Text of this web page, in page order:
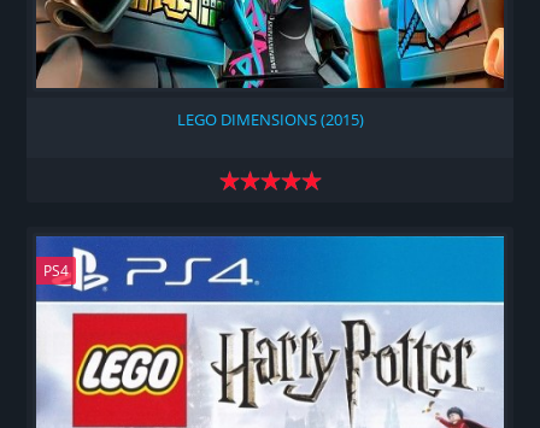
LEGO DIMENSIONS (2015)
PS4